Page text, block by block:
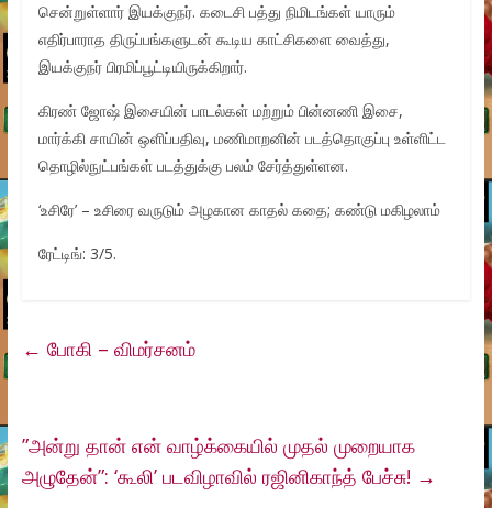
சென்றுள்ளார் இயக்குநர். கடைசி பத்து நிமிடங்கள் யாரும்
எதிர்பாராத திருப்பங்களுடன் கூடிய காட்சிகளை வைத்து,
இயக்குநர் பிரமிப்பூட்டியிருக்கிறார்.
கிரண் ஜோஷ் இசையின் பாடல்கள் மற்றும் பின்னணி இசை,
மார்க்கி சாயின் ஒளிப்பதிவு, மணிமாறனின் படத்தொகுப்பு உள்ளிட்ட
தொழில்நுட்பங்கள் படத்துக்கு பலம் சேர்த்துள்ளன.
‘உசிரே’ – உசிரை வருடும் அழகான காதல் கதை; கண்டு மகிழலாம்
ரேட்டிங்: 3/5.
← போகி – விமர்சனம்
”அன்று தான் என் வாழ்க்கையில் முதல் முறையாக
அழுதேன்”: ‘கூலி’ படவிழாவில் ரஜினிகாந்த் பேச்சு! →